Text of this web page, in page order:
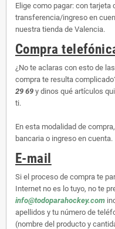
Elige como pagar: con tarjeta
transferencia/ingreso en
nuestra tienda de Valencia.
Compra
¿No te aclaras con esto de
compra te resulta
29 69 y dinos qué artículos
ti.
En esta modalidad de
bancaria o ingreso en cuenta.
E-mail
Si el proceso de compra te
Internet no es lo tuyo, no te
info@todoparahockey.com
apellidos y tu número de
(nombre del producto y